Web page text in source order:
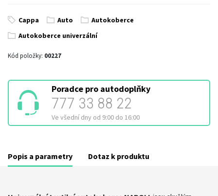
Cappa Auto
Autokoberce
Autokoberce univerzální
Kód položky: 00227
Poradce pro autodoplňky
777 33 88 22
Ve všední dny od 9:00 do 16:00
Popis a parametry Dotaz k produktu